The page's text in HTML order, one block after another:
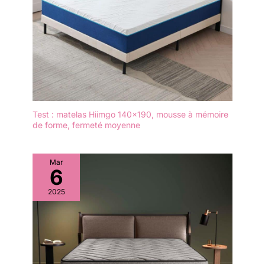
Test : matelas Hiimgo 140×190, mousse à mémoire
de forme, fermeté moyenne
Mar
6
2025